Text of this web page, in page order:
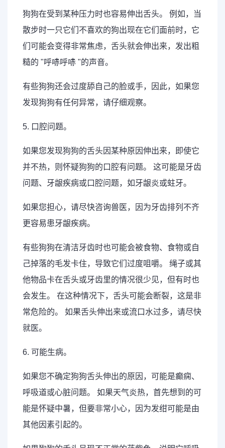
狗狗在受到某种压力时也容易伸出舌头。 例如，当
散步时一只它们不喜欢的狗出现在它们面前时，它
们可能会变得非常焦虑，舌头就会伸出来，发出粗
糙的 "呼哧呼哧 "的声音。
有些狗狗还会过度舔自己的脸或手，因此，如果您
发现狗狗有任何异常，请仔细观察。
5. 口腔问题。
如果您发现狗狗的舌头因某种原因伸出来，即使它
并不热，则怀疑狗狗的口腔有问题。 这可能是牙齿
问题、牙龈疾病或口腔问题，如牙龈炎或蛀牙。
如果您担心，请尽快咨询兽医，因为牙齿排列不齐
更容易患牙龈疾病。
有些狗狗在清洁牙齿时也可能会被食物、食物或自
己掉落的毛发卡住，导致它们过度咀嚼。 绳子或其
他物品卡在舌头或牙齿里的情况很少见，但有时也
会发生。 在这种情况下，舌头可能会断裂，这是非
常危险的。 如果舌头伸出来或流口水过多，请尽快
就医。
6. 可能生病。
如果您不确定狗狗舌头伸出的原因，可能是癫痫、
呼吸道或心脏问题。 如果天气炎热，首先想到的可
能是怀疑中暑，但要非常小心，因为发绀可能是由
其他因素引起的。